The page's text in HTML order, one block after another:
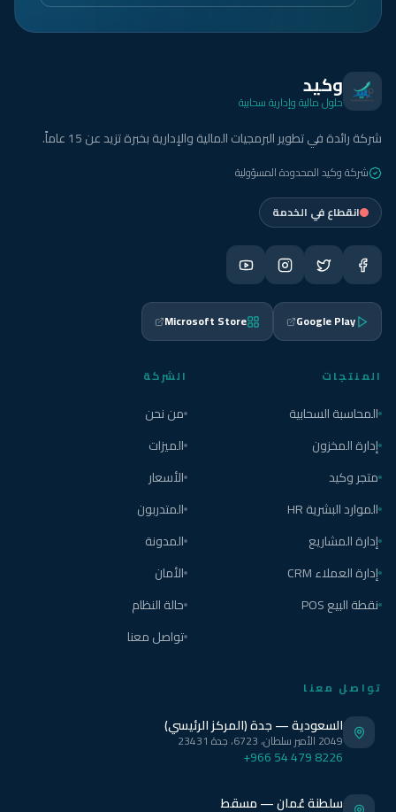
وكيد
حلول مالية وإدارية سحابية
شركة رائدة في تطوير البرمجيات المالية والإدارية بخبرة تزيد عن 15 عاماً.
شركة وكيد المحدودة المسؤولية
انقطاع في الخدمة
Google Play
Microsoft Store
المنتجات
المحاسبة السحابية
إدارة المخزون
متجر وكيد
الموارد البشرية HR
إدارة المشاريع
إدارة العملاء CRM
نقطة البيع POS
الشركة
من نحن
الميزات
الأسعار
المتدربون
المدونة
الأمان
حالة النظام
تواصل معنا
تواصل معنا
السعودية — جدة (المركز الرئيسي)
2049 الأمير سلطان، 6723، جدة 23431
+966 54 479 8226
سلطنة عُمان — مسقط